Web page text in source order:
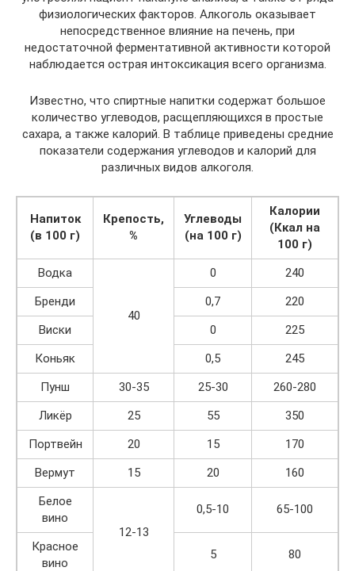
физиологических факторов. Алкоголь оказывает
непосредственное влияние на печень, при
недостаточной ферментативной активности которой
наблюдается острая интоксикация всего организма.
Известно, что спиртные напитки содержат большое
количество углеводов, расщепляющихся в простые
сахара, а также калорий. В таблице приведены средние
показатели содержания углеводов и калорий для
различных видов алкоголя.
Напиток
(в 100 г)
Крепость,
%
Углеводы
(на 100 г)
Калории
(Ккал на
100 г)
Водка
40
0
240
Бренди
0,7
220
Виски
0
225
Коньяк
0,5
245
Пунш
30-35 25-30
260-280
Ликёр
25 55
350
Портвейн
20 15
170
Вермут
15 20
160
Белое
вино
12-13
0,5-10 65-100
Красное
вино
5 80